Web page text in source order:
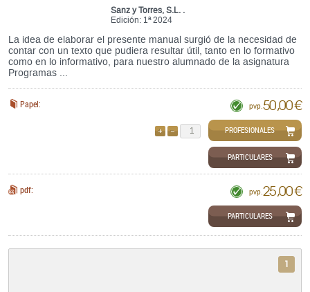
Sanz y Torres, S.L. .
Edición: 1ª 2024
La idea de elaborar el presente manual surgió de la necesidad de
contar con un texto que pudiera resultar útil, tanto en lo formativo
como en lo informativo, para nuestro alumnado de la asignatura
Programas ...
Papel: pvp. 50,00 €
QUITARPROFESIONALES
PARTICULARES
pdf: pvp. 25,00 €
PARTICULARES
1